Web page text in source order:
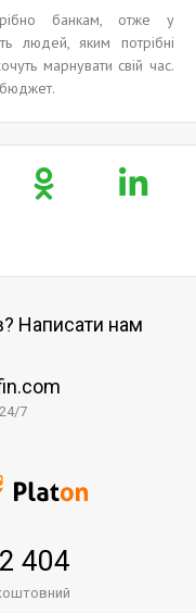
банкам, отже у
людей, яким потрібні
марнувати свій час.
бюджет.
Написати нам
7
404